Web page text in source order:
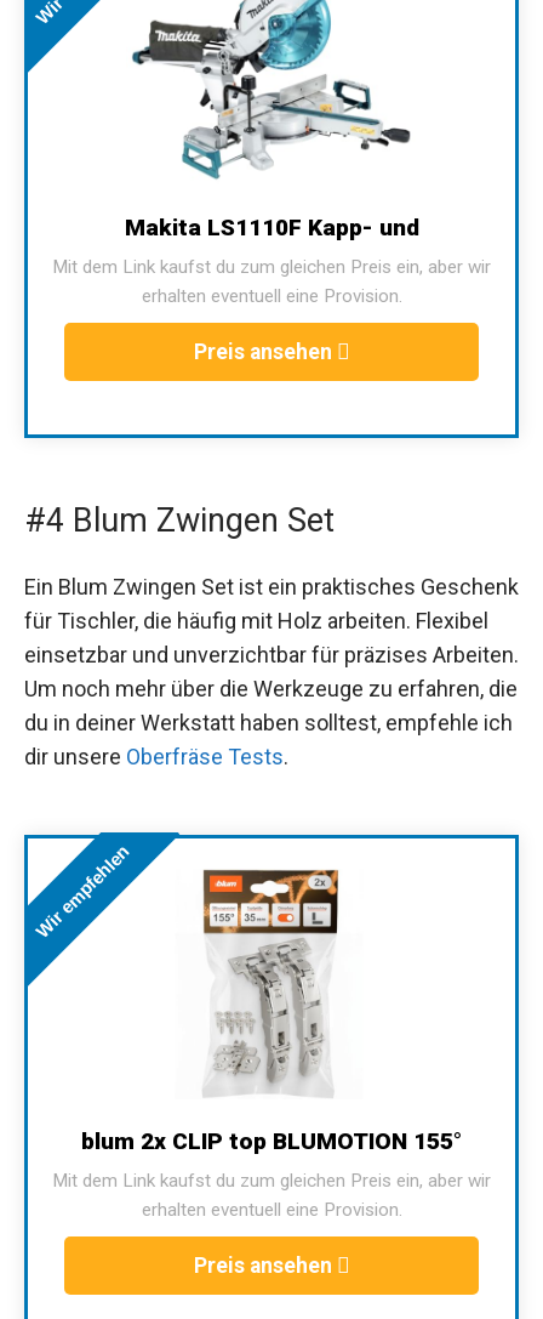
Makita LS1110F Kapp- und
Mit dem Link kaufst du zum gleichen Preis ein, aber wir
erhalten eventuell eine Provision.
Preis ansehen
#4 Blum Zwingen Set
Ein Blum Zwingen Set ist ein praktisches Geschenk
für Tischler, die häufig mit Holz arbeiten. Flexibel
einsetzbar und unverzichtbar für präzises Arbeiten.
Um noch mehr über die Werkzeuge zu erfahren, die
du in deiner Werkstatt haben solltest, empfehle ich
dir unsere Oberfräse Tests.
Wir empfehlen
blum 2x CLIP top BLUMOTION 155°
Mit dem Link kaufst du zum gleichen Preis ein, aber wir
erhalten eventuell eine Provision.
Preis ansehen